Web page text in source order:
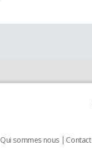
Qui sommes nous Contact